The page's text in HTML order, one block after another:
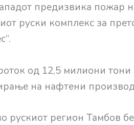
предизвика пожар
руски комплекс за
од 12,5 милиони
на нафтени
рускиот регион Тамбов